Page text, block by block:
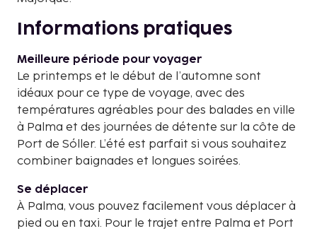
Informations pratiques
Meilleure période pour voyager
Le printemps et le début de l’automne sont
idéaux pour ce type de voyage, avec des
températures agréables pour des balades en ville
à Palma et des journées de détente sur la côte de
Port de Sóller. L’été est parfait si vous souhaitez
combiner baignades et longues soirées.
Se déplacer
À Palma, vous pouvez facilement vous déplacer à
pied ou en taxi. Pour le trajet entre Palma et Port